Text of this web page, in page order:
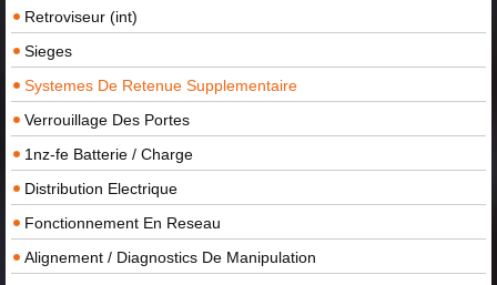
Retroviseur (int)
Sieges
Systemes De Retenue Supplementaire
Verrouillage Des Portes
1nz-fe Batterie / Charge
Distribution Electrique
Fonctionnement En Reseau
Alignement / Diagnostics De Manipulation